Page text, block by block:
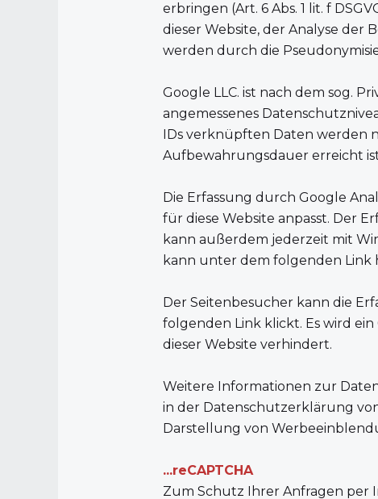
erbringen (Art. 6 Abs. 1 lit. f
dieser Website, der Analyse
werden durch die
Google LLC. ist nach dem sog.
angemessenes
IDs verknüpften Daten werden
Aufbewahrungsdauer erreicht
Die Erfassung durch Google
für diese Website anpasst. Der
kann außerdem jederzeit mit
kann unter dem folgenden
Der Seitenbesucher kann die
folgenden Link klickt. Es wird
dieser Website verhindert.
Weitere Informationen zur
in der Datenschutzerklärung
Darstellung von
...reCAPTCHA
Zum Schutz Ihrer Anfragen per